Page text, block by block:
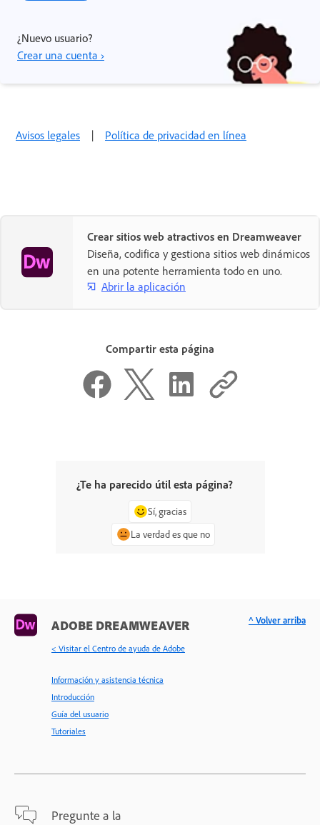
¿Nuevo usuario?
Crear una cuenta ›
Avisos legales | Política de privacidad en línea
Crear sitios web atractivos en Dreamweaver
Diseña, codifica y gestiona sitios web dinámicos
en una potente herramienta todo en uno.
Abrir la aplicación
Compartir esta página
¿Te ha parecido útil esta página?
Sí, gracias
La verdad es que no
ADOBE DREAMWEAVER
< Visitar el Centro de ayuda de Adobe
Información y asistencia técnica
Introducción
Guía del usuario
Tutoriales
Pregunte a la
^ Volver arriba